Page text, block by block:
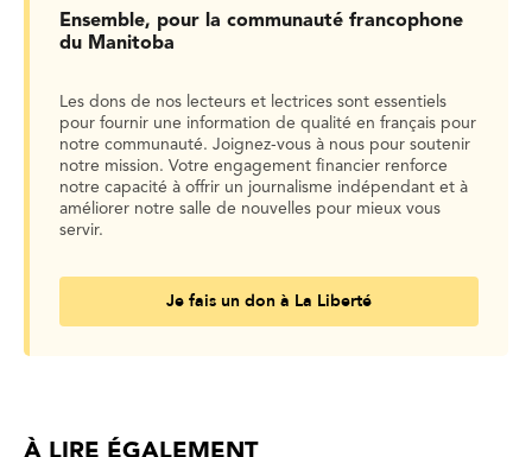
Ensemble, pour la communauté francophone
du Manitoba
Les dons de nos lecteurs et lectrices sont essentiels
pour fournir une information de qualité en français pour
notre communauté. Joignez-vous à nous pour soutenir
notre mission. Votre engagement financier renforce
notre capacité à offrir un journalisme indépendant et à
améliorer notre salle de nouvelles pour mieux vous
servir.
Je fais un don à La Liberté